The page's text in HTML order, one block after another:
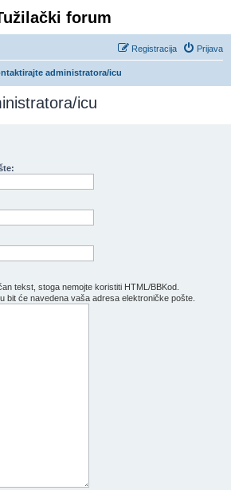
forum
Prijava
Registracija
administratora/icu
icu
tekst, stoga nemojte koristiti HTML/BBKod.
bit će navedena vaša adresa elektroničke pošte.